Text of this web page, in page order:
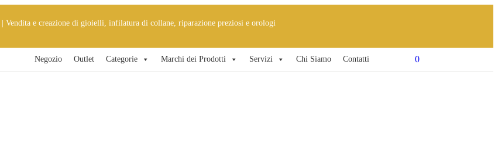
| Vendita e creazione di gioielli, infilatura di collane, riparazione preziosi e orologi
Negozio Outlet Categorie Marchi dei Prodotti Servizi Chi Siamo Contatti 0